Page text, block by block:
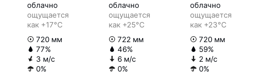
облачно
ощущается
как +17°C
720 мм
77%
3 м/с
0%
облачно
ощущается
как +25°C
722 мм
46%
6 м/с
0%
облачно
ощущается
как +23°C
720 мм
59%
2 м/с
0%